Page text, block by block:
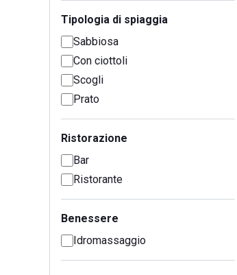
Tipologia di spiaggia
Sabbiosa
Con ciottoli
Scogli
Prato
Ristorazione
Bar
Ristorante
Benessere
Idromassaggio